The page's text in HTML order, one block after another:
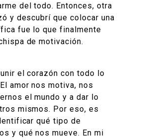
del todo. Entonces, otra
y descubrí que colocar una
fue lo que finalmente
de motivación.
el corazón con todo lo
amor nos motiva, nos
el mundo y a dar lo
mismos. Por eso, es
qué tipo de
y qué nos mueve. En mi